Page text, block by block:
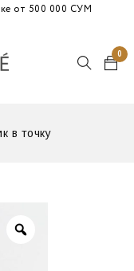
от 500 000 СУМ
0
в точку